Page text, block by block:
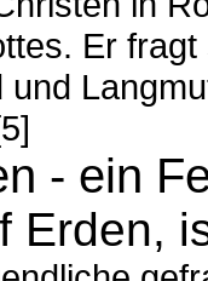
Er
- ein
Erden,